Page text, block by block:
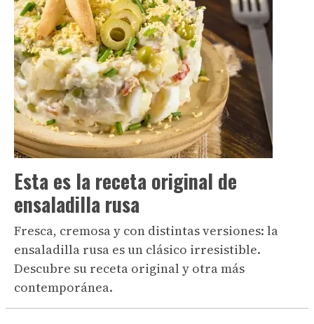
Esta es la receta original de
ensaladilla rusa
Fresca, cremosa y con distintas versiones: la
ensaladilla rusa es un clásico irresistible.
Descubre su receta original y otra más
contemporánea.